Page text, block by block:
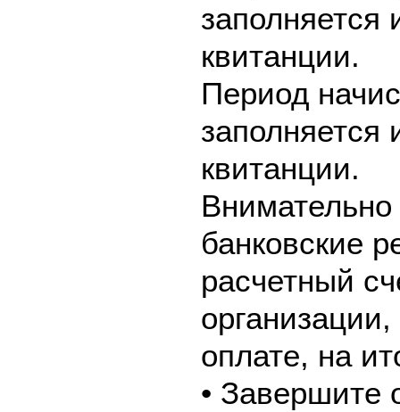
заполняется
квитанции.
Период
заполняется
квитанции.
банковские
расчетный
оплате, на
• Завершите